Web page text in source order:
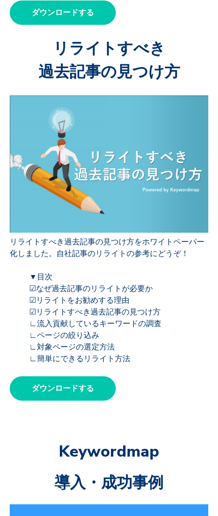
ダウンロードする
リライトすべき
過去記事の見つけ方
リライトすべき過去記事の見つけ方をホワイトペーパー
化しました。自社記事のリライトの参考にどうぞ！
▼目次
☑なぜ過去記事のリライトが必要か
☑リライトをお勧めする理由
☑リライトすべき過去記事の見つけ方
∟流入貢献しているキーワードの調査
∟ページの絞り込み
∟対象ページの選定方法
∟簡単にできるリライト方法
ダウンロードする
Keywordmap
導入・成功事例